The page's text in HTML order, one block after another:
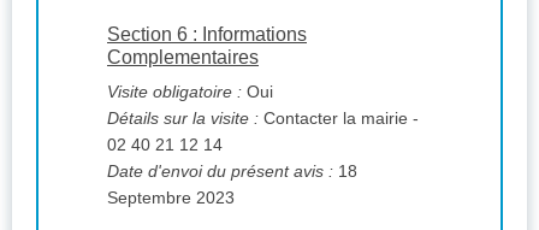
Section 6 : Informations
Complementaires
Visite obligatoire : Oui
Détails sur la visite : Contacter la mairie -
02 40 21 12 14
Date d'envoi du présent avis : 18
Septembre 2023